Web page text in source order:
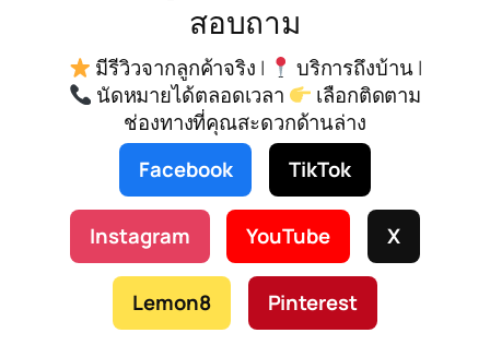
สอบถาม
มีรีวิวจากลูกค้าจริง |
บริการถึงบ้าน |
นัดหมายได้ตลอดเวลา
เลือกติดตาม
ช่องทางที่คุณสะดวกด้านล่าง
Facebook
TikTok
Instagram YouTube X
Lemon8 Pinterest